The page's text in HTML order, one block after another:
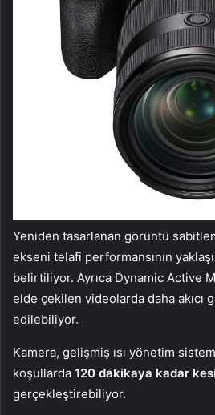
Yeniden tasarlanan görüntü
ekseni telafi performansının
belirtiliyor. Ayrıca Dynamic Active
elde çekilen videolarda daha akıcı
edilebiliyor.
Kamera, gelişmiş ısı yönetim
koşullarda 120 dakikaya kadar
gerçekleştirebiliyor.